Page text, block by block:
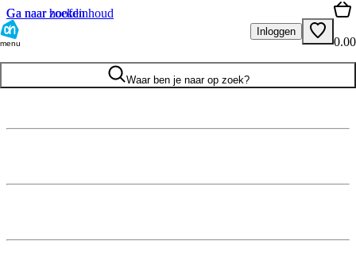
Ga naar hoofdinhoud
Ga naar zoeken
menu
Inloggen
0.00
Waar ben je naar op zoek?